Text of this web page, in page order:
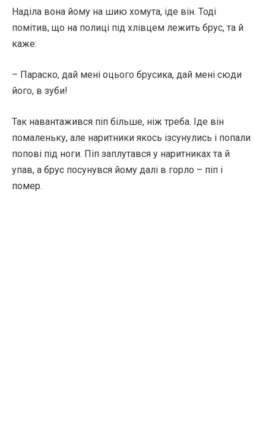
Наділа вона йому на шию хомута, іде він. Тоді
помітив, що на полиці під хлівцем лежить брус, та й
каже:
– Параско, дай мені оцього брусика, дай мені сюди
його, в зуби!
Так навантажився піп більше, ніж треба. Іде він
помаленьку, але наритники якось ізсунулись і попали
попові під ноги. Піп заплутався у наритниках та й
упав, а брус посунувся йому далі в горло – піп і
помер.